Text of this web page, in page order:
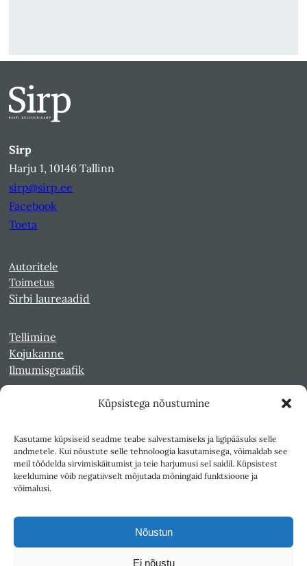
Küpsistega nõustumine
Kasutame küpsiseid seadme teabe salvestamiseks ja ligipääsuks selle
andmetele. Kui nõustute selle tehnoloogia kasutamisega, võimaldab see
meil töödelda sirvimiskäitumist ja teie harjumusi sel saidil. Küpsistest
keeldumine võib negatiivselt mõjutada mõningaid funktsioone ja
võimalusi.
Nõustun
Ei nõustu
Sirp
Harju 1, 10146 Tallinn
sirp@sirp.ee
Facebook
Toeta
Autoritele
Toimetus
Sirbi laureaadid
Tellimine
Kojukanne
Ilmumisgraafik
Kultuurileht 1994-1997
Reede 1989-1990
Sirp ja Vasar 1940-1989
Teksti- ja andmekaeve